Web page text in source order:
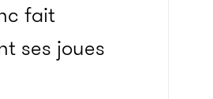
fait
ses joues